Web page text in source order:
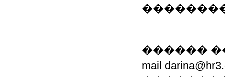
������
mail